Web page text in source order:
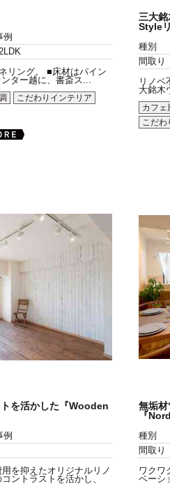
例
リング。 ■床材はパイン
ター越に、書斎ス...
こだわりインテリア
三大
Style
種別
間取り
リノベ
大銘木
カフェ
こだわ
を活かした『Wooden
例
を抑えたオリジナルリノ
ントラストを活かし、
無垢
『
種別
間取り
ワクワ
ベーシ